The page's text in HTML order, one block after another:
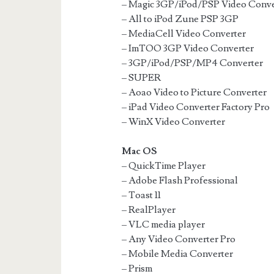
– Magic 3GP/iPod/PSP Video
– All to iPod Zune PSP 3GP
– MediaCell Video Converter
– ImTOO 3GP Video Converter
– 3GP/iPod/PSP/MP4 Converter
– SUPER
– Aoao Video to Picture Converter
– iPad Video Converter Factory Pro
– WinX Video Converter
Mac OS
– QuickTime Player
– Adobe Flash Professional
– Toast 11
– RealPlayer
– VLC media player
– Any Video Converter Pro
– Mobile Media Converter
– Prism